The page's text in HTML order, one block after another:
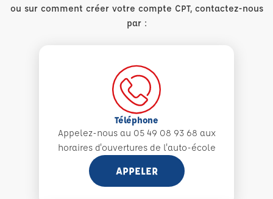
ou sur comment créer votre compte CPT, contactez-nous
par :
Téléphone
Appelez-nous au 05 49 08 93 68 aux
horaires d'ouvertures de l'auto-école
APPELER